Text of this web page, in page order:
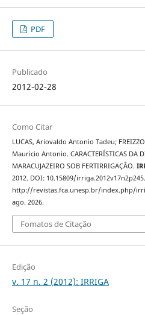
PDF
Publicado
2012-02-28
Como Citar
LUCAS, Ariovaldo Antonio Tadeu;
Mauricio Antonio. CARACTERÍSTICAS DA
MARACUJAZEIRO SOB FERTIRRIGAÇÃO.
2012. DOI: 10.15809/
http://revistas.fca.unesp.br/index.php/
ago. 2026.
Fomatos de Citação
Edição
v. 17 n. 2 (2012): IRRIGA
Seção